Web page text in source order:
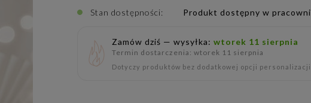
Stan dostępności: Produkt dostępny w pracowni
Zamów dziś — wysyłka:wtorek 11 sierpnia
Termin dostarczenia: wtorek 11 sierpnia
Dotyczy produktów bez dodatkowej opcji personalizacji